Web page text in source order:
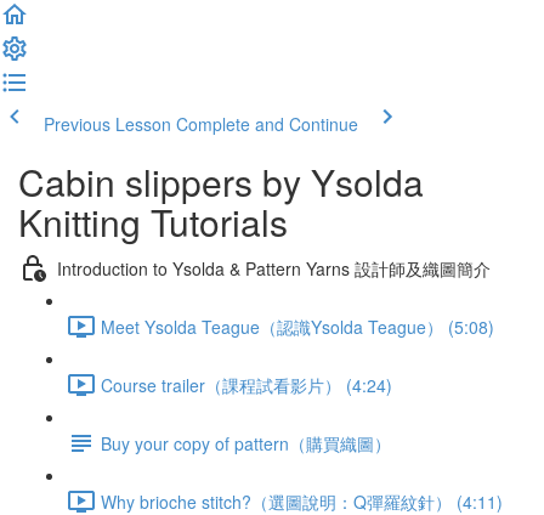
Previous Lesson Complete and Continue
Cabin slippers by Ysolda
Knitting Tutorials
Introduction to Ysolda & Pattern Yarns 設計師及織圖簡介
Meet Ysolda Teague（認識Ysolda Teague） (5:08)
Course trailer（課程試看影片） (4:24)
Buy your copy of pattern（購買織圖）
Why brioche stitch?（選圖說明：Q彈羅紋針） (4:11)